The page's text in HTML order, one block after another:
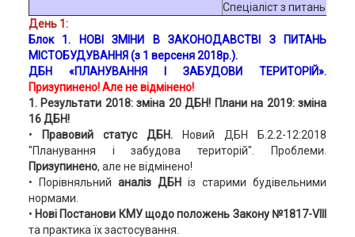
Спеціаліст з питань
День 1:
Блок 1. НОВІ ЗМІНИ В ЗАКОНОДАВСТВІ З ПИТАНЬ
МІСТОБУДУВАННЯ (з 1 версеня 2018р.).
ДБН «ПЛАНУВАННЯ І ЗАБУДОВИ ТЕРИТОРІЙ».
Призупинено! Але не відмінено!
1. Результати 2018: зміна 20 ДБН! Плани на 2019: зміна
16 ДБН!
•
Правовий статус ДБН.Новий ДБН Б.2.2-12:2018
"Планування і забудова територій". Проблеми.
Призупинено, але не відмінено!
• Порівняльний аналіз ДБНіз старими будівельними
нормами.
• Нові Постанови КМУ щодо положень Закону №1817-VIII
та практика їх застосування.